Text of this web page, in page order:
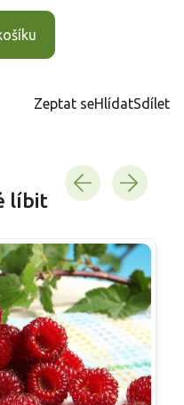
Zeptat seHlídatSdílet
líbit